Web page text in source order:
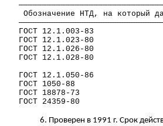
Обозначение НТД, на который
ГОСТ 12.1.003-83
ГОСТ 12.1.023-80
ГОСТ 12.1.026-80
ГОСТ 12.1.028-80
ГОСТ 12.1.050-86
ГОСТ 1050-88
ГОСТ 18878-73
ГОСТ 24359-80
6. Проверен в 1991 г. Срок